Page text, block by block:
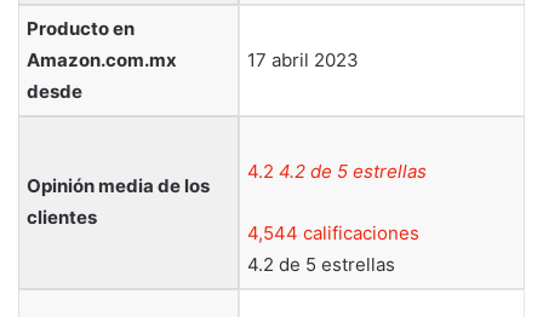
Producto en
Amazon.com.mx
desde
17 abril 2023
Opinión media de los
clientes
4.2 4.2 de 5 estrellas
4,544 calificaciones
4.2 de 5 estrellas